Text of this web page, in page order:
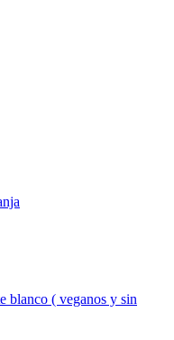
blanco ( veganos y sin